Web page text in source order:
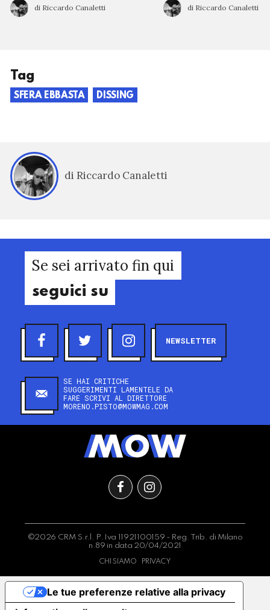
di Riccardo Canaletti di Riccardo Canaletti
Tag
SFERA EBBASTA DISSING
di Riccardo Canaletti
Se sei arrivato fin qui
seguici su
NEWSLETTER
SE HAI CRITICHE
SUGGERIMENTI LAMENTELE DA
FARE SCRIVI AL DIRETTORE
MORENO.PISTO@MOWMAG.COM
©2026 CRM S.r.l. P.Iva 11921100159 - Reg. Trib. di Milano
n.89 in data 20/04/2021
CHI SIAMO PRIVACY
Le tue preferenze relative alla privacy